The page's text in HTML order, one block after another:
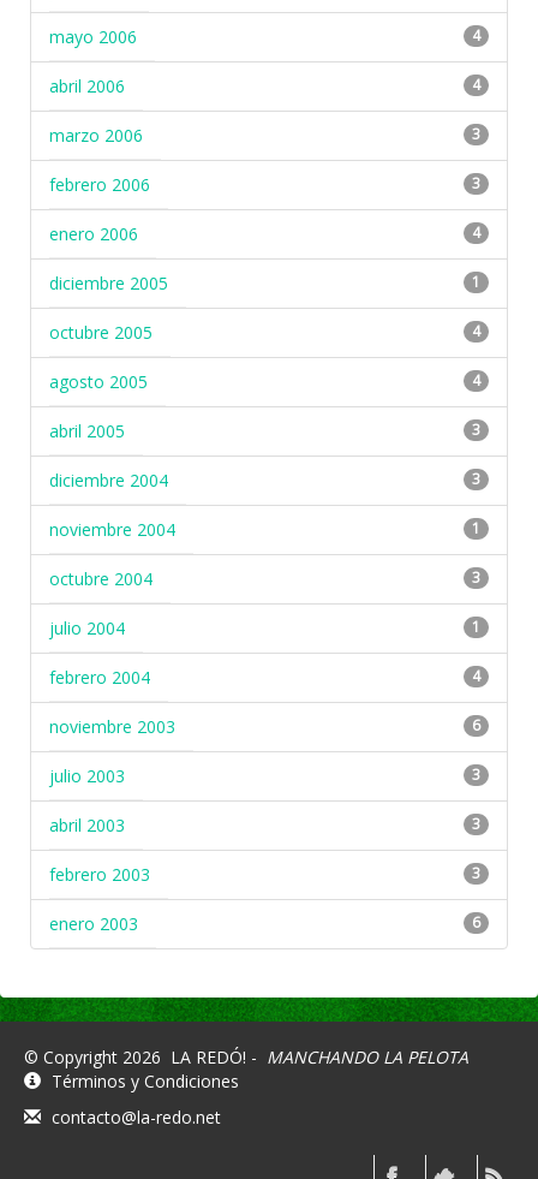
mayo 2006 4
abril 2006 4
marzo 2006 3
febrero 2006 3
enero 2006 4
diciembre 2005 1
octubre 2005 4
agosto 2005 4
abril 2005 3
diciembre 2004 3
noviembre 2004 1
octubre 2004 3
julio 2004 1
febrero 2004 4
noviembre 2003 6
julio 2003 3
abril 2003 3
febrero 2003 3
enero 2003 6
© Copyright 2026 LA REDÓ! - MANCHANDO LA PELOTA
Términos y Condiciones
contacto@la-redo.net